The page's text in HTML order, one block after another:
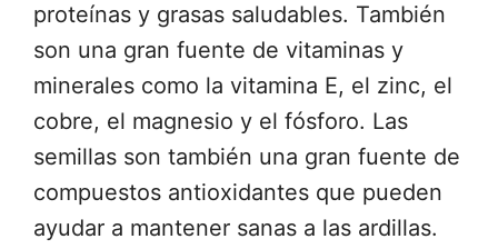
proteínas y grasas saludables. También
son una gran fuente de vitaminas y
minerales como la vitamina E, el zinc, el
cobre, el magnesio y el fósforo. Las
semillas son también una gran fuente de
compuestos antioxidantes que pueden
ayudar a mantener sanas a las ardillas.